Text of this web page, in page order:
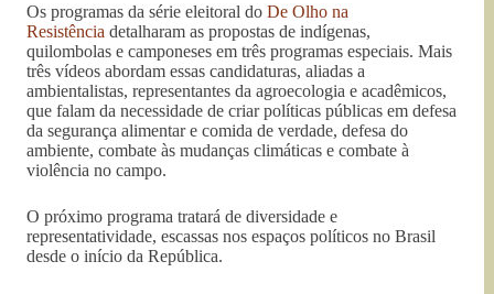
Os programas da série eleitoral do De Olho na
Resistência detalharam as propostas de indígenas,
quilombolas e camponeses em três programas especiais. Mais
três vídeos abordam essas candidaturas, aliadas a
ambientalistas, representantes da agroecologia e acadêmicos,
que falam da necessidade de criar políticas públicas em defesa
da segurança alimentar e comida de verdade, defesa do
ambiente, combate às mudanças climáticas e combate à
violência no campo.
O próximo programa tratará de diversidade e
representatividade, escassas nos espaços políticos no Brasil
desde o início da República.